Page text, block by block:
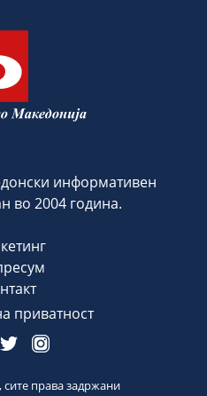
информативен
во 2004 година.
приватност
права задржани